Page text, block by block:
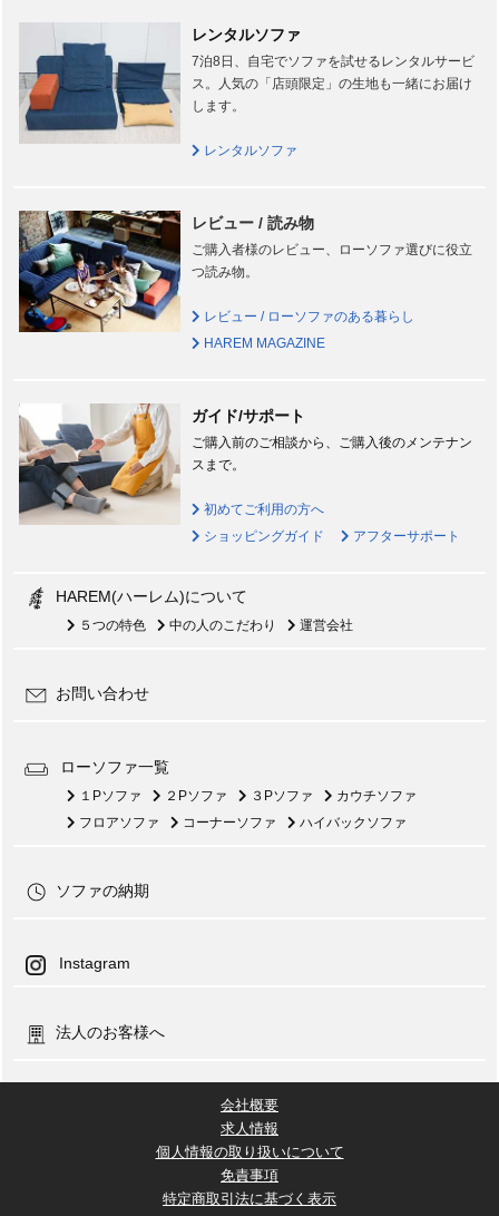
レンタルソファ
7泊8日、自宅でソファを試せるレンタルサービ
ス。人気の「店頭限定」の生地も一緒にお届け
します。
レンタルソファ
レビュー / 読み物
ご購入者様のレビュー、ローソファ選びに役立
つ読み物。
レビュー / ローソファのある暮らし
HAREM MAGAZINE
ガイド/サポート
ご購入前のご相談から、ご購入後のメンテナン
スまで。
初めてご利用の方へ
ショッピングガイド
アフターサポート
HAREM(ハーレム)について
５つの特色 中の人のこだわり 運営会社
お問い合わせ
ローソファ一覧
１Pソファ ２Pソファ ３Pソファ
カウチソファ
フロアソファ
コーナーソファ ハイバックソファ
ソファの納期
Instagram
法人のお客様へ
会社概要
求人情報
個人情報の取り扱いについて
免責事項
特定商取引法に基づく表示